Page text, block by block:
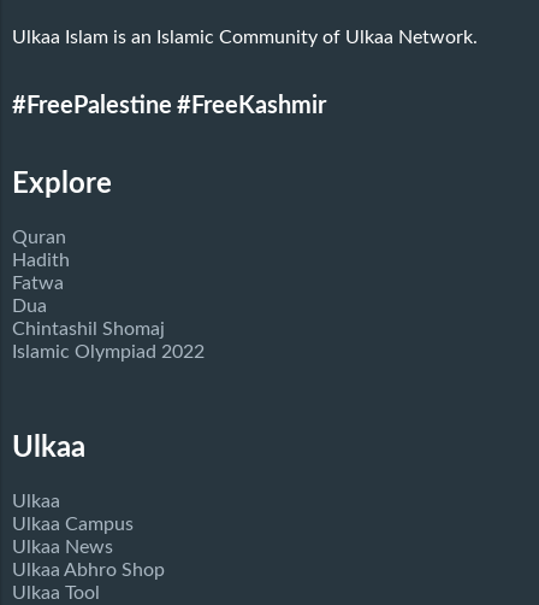
Ulkaa Islam is an Islamic Community of Ulkaa Network.
#FreePalestine #FreeKashmir
Explore
Quran
Hadith
Fatwa
Dua
Chintashil Shomaj
Islamic Olympiad 2022
Ulkaa
Ulkaa
Ulkaa Campus
Ulkaa News
Ulkaa Abhro Shop
Ulkaa Tool